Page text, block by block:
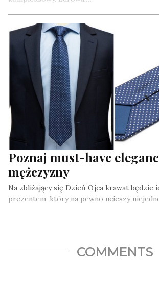
Poznaj must-have
mężczyzny
Na zbliżający się Dzień Ojca krawat będzie
prezentem, który na pewno ucieszy
COMMENTS